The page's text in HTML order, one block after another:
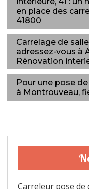
en place des
41800
Carrelage de
adressez-vous à
Rénovation
Pour une pose
à Montrouveau,
Carreleur pose